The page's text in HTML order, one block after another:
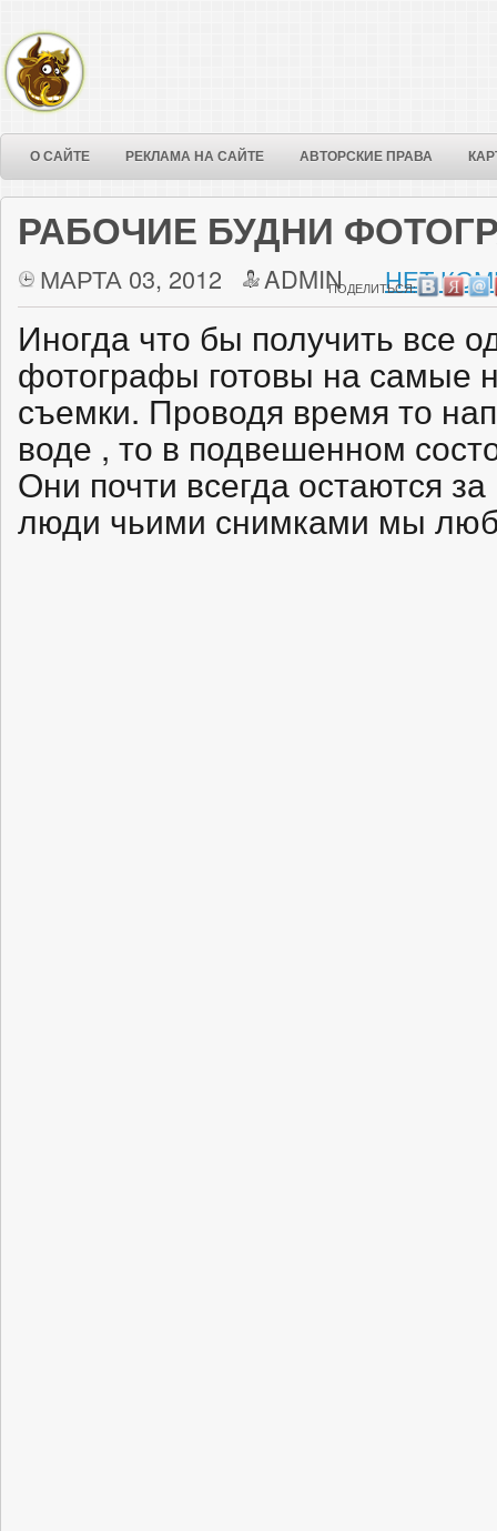
О САЙТЕ РЕКЛАМА НА САЙТЕ АВТОРСКИЕ ПРАВА
РАБОЧИЕ БУДНИ
МАРТА 03, 2012 ADMIN НЕТ
ПОДЕЛИТЬСЯ:
Иногда что бы получить все
фотографы готовы на самые
съемки. Проводя время то
воде , то в подвешенном
Они почти всегда остаются
люди чьими снимками мы